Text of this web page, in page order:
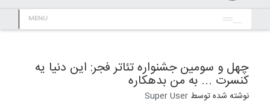
MENU
چهل و سومین جشنواره تئاتر فجر: این دنیا یه
کنسرت ... به من بدهکاره
نوشته شده توسط Super User